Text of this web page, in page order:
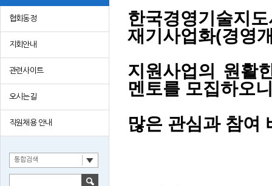
협회동정
지회안내
관련사이트
오시는길
직원채용 안내
통합검색
한국경영기술지
재기사업화(경영
지원사업의 원활
멘토를 모집하오
많은 관심과 참여